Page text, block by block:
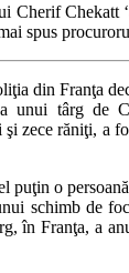
Cherif Chekatt
spus
din Franţa
unui târg de
zece răniţi, a
puţin o
schimb de
în Franţa, a